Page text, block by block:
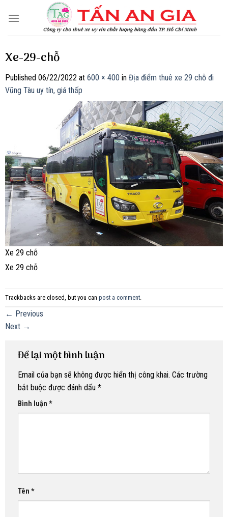
Xe-29-chỗ
Published 06/22/2022 at 600 × 400 in Địa điểm thuê xe 29 chỗ đi
Vũng Tàu uy tín, giá thấp
Xe 29 chỗ
Xe 29 chỗ
Trackbacks are closed, but you can post a comment
← Previous
Next →
Để lại một bình luận
Email của bạn sẽ không được hiển thị công khai. Các trường
bắt buộc được đánh dấu *
Bình luận *
Tên *